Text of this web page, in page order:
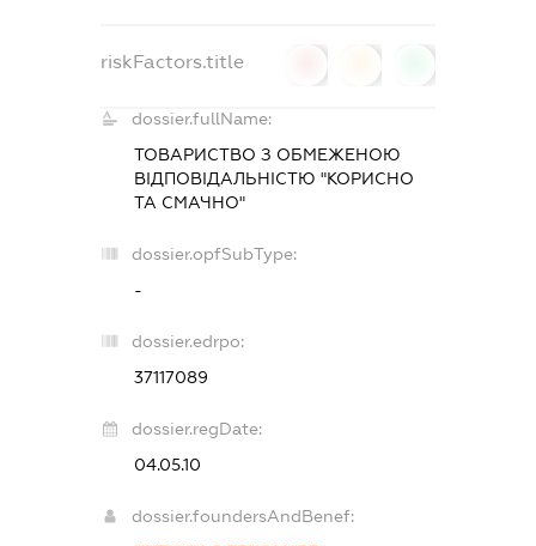
riskFactors.title
dossier.fullName:
ТОВАРИСТВО З ОБМЕЖЕНОЮ
ВІДПОВІДАЛЬНІСТЮ "КОРИСНО
ТА СМАЧНО"
dossier.opfSubType:
-
dossier.edrpo:
37117089
dossier.regDate:
04.05.10
dossier.foundersAndBenef: